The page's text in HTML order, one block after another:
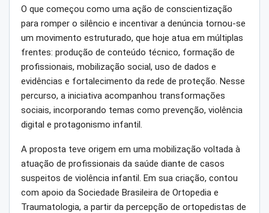
O que começou como uma ação de conscientização
para romper o silêncio e incentivar a denúncia tornou-se
um movimento estruturado, que hoje atua em múltiplas
frentes: produção de conteúdo técnico, formação de
profissionais, mobilização social, uso de dados e
evidências e fortalecimento da rede de proteção. Nesse
percurso, a iniciativa acompanhou transformações
sociais, incorporando temas como prevenção, violência
digital e protagonismo infantil.
A proposta teve origem em uma mobilização voltada à
atuação de profissionais da saúde diante de casos
suspeitos de violência infantil. Em sua criação, contou
com apoio da Sociedade Brasileira de Ortopedia e
Traumatologia, a partir da percepção de ortopedistas de